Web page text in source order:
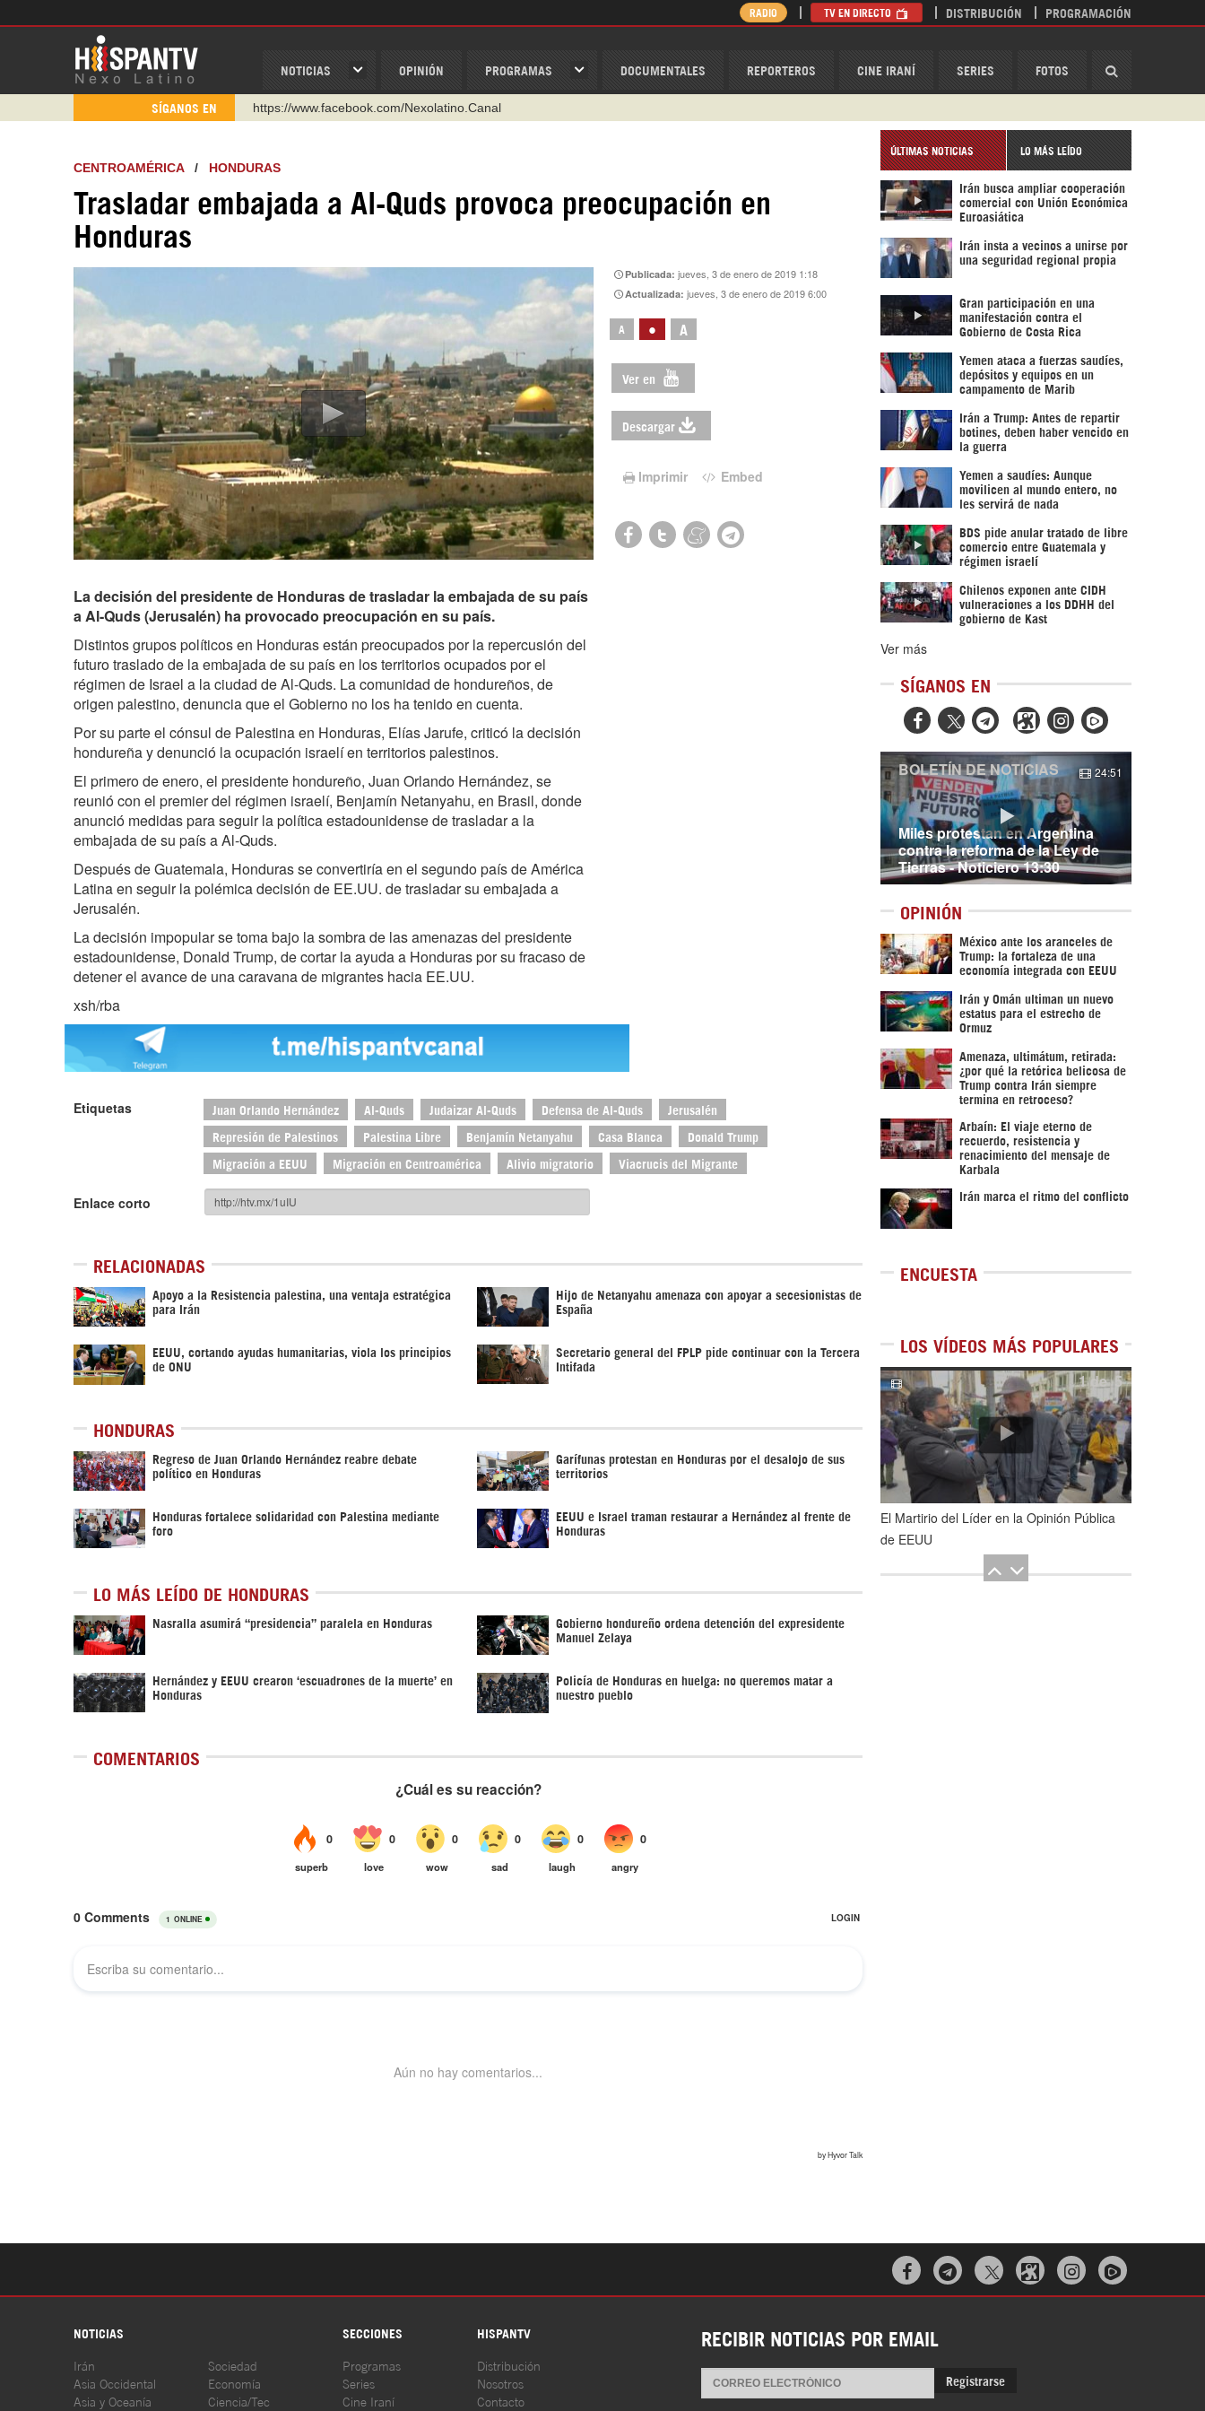
NOTICIAS OPINIÓN PROGRAMAS DOCUMENTALES REPORTEROS CINE IRANÍ SERIES FOTOS
RADIO TV EN DIRECTO DISTRIBUCIÓN PROGRAMACIÓN
SÍGANOS EN
https://www.facebook.com/Nexolatino.Canal
http://twitter.com/nexo_latino
https://urmedium.com/c/hispantv
Instagram como: hispan_tv
CENTROAMÉRICA/ HONDURAS
Trasladar embajada a Al-Quds provoca preocupación en
Honduras
Publicada:jueves, 3 de enero de 2019 1:18
Actualizada:jueves, 3 de enero de 2019 6:00
A • A
Ver en
Descargar
Imprimir Embed
La decisión del presidente de Honduras de trasladar la embajada de su país
a Al-Quds (Jerusalén) ha provocado preocupación en su país.
Distintos grupos políticos en Honduras están preocupados por la repercusión del
futuro traslado de la embajada de su país en los territorios ocupados por el
régimen de Israel a la ciudad de Al-Quds. La comunidad de hondureños, de
origen palestino, denuncia que el Gobierno no los ha tenido en cuenta.
Por su parte el cónsul de Palestina en Honduras, Elías Jarufe, criticó la decisión
hondureña y denunció la ocupación israelí en territorios palestinos.
El primero de enero, el presidente hondureño, Juan Orlando Hernández, se
reunió con el premier del régimen israelí, Benjamín Netanyahu, en Brasil, donde
anunció medidas para seguir la política estadounidense de trasladar a la
embajada de su país a Al-Quds.
Después de Guatemala, Honduras se convertiría en el segundo país de América
Latina en seguir la polémica decisión de EE.UU. de trasladar su embajada a
Jerusalén.
La decisión impopular se toma bajo la sombra de las amenazas del presidente
estadounidense, Donald Trump, de cortar la ayuda a Honduras por su fracaso de
detener el avance de una caravana de migrantes hacia EE.UU.
xsh/rba
Etiquetas Juan Orlando Hernández Al-Quds Judaizar Al-Quds Defensa de Al-Quds Jerusalén
Represión de Palestinos Palestina Libre Benjamín Netanyahu Casa Blanca Donald Trump
Migración a EEUU Migración en Centroamérica Alivio migratorio Viacrucis del Migrante
Enlace corto
RELACIONADAS
Apoyo a la Resistencia palestina, una ventaja estratégica
para Irán
Hijo de Netanyahu amenaza con apoyar a secesionistas de
España
EEUU, cortando ayudas humanitarias, viola los principios
de ONU
Secretario general del FPLP pide continuar con la Tercera
Intifada
HONDURAS
Regreso de Juan Orlando Hernández reabre debate
político en Honduras
Garífunas protestan en Honduras por el desalojo de sus
territorios
Honduras fortalece solidaridad con Palestina mediante
foro
EEUU e Israel traman restaurar a Hernández al frente de
Honduras
LO MÁS LEÍDO DE HONDURAS
Nasralla asumirá “presidencia” paralela en Honduras Gobierno hondureño ordena detención del expresidente
Manuel Zelaya
Hernández y EEUU crearon ‘escuadrones de la muerte’ en
Honduras
Policía de Honduras en huelga: no queremos matar a
nuestro pueblo
COMENTARIOS
ÚLTIMAS NOTICIAS LO MÁS LEÍDO
Irán busca ampliar cooperación
comercial con Unión Económica
Euroasiática
Irán insta a vecinos a unirse por
una seguridad regional propia
Gran participación en una
manifestación contra el
Gobierno de Costa Rica
Yemen ataca a fuerzas saudíes,
depósitos y equipos en un
campamento de Marib
Irán a Trump: Antes de repartir
botines, deben haber vencido en
la guerra
Yemen a saudíes: Aunque
movilicen al mundo entero, no
les servirá de nada
BDS pide anular tratado de libre
comercio entre Guatemala y
régimen israelí
Chilenos exponen ante CIDH
vulneraciones a los DDHH del
gobierno de Kast
Ver más
SÍGANOS EN
  
Miles protestan en Argentina
contra la reforma de la Ley de
Tierras - Noticiero 13:30
BOLETÍN DE NOTICIAS 24:51
OPINIÓN
México ante los aranceles de
Trump: la fortaleza de una
economía integrada con EEUU
Irán y Omán ultiman un nuevo
estatus para el estrecho de
Ormuz
Amenaza, ultimátum, retirada:
¿por qué la retórica belicosa de
Trump contra Irán siempre
termina en retroceso?
Arbaín: El viaje eterno de
recuerdo, resistencia y
renacimiento del mensaje de
Karbala
Irán marca el ritmo del conflicto
ENCUESTA
LOS VÍDEOS MÁS POPULARES
1de5
El Martirio del Líder en la Opinión Pública
de EEUU
la Razón
  
NOTICIAS SECCIONES HISPANTV
Irán
Asia Occidental
Asia y Oceanía
Sociedad
Economía
Ciencia/Tec
Programas
Series
Cine Iraní
Distribución
Nosotros
Contacto
RECIBIR NOTICIAS POR EMAIL
Registrarse